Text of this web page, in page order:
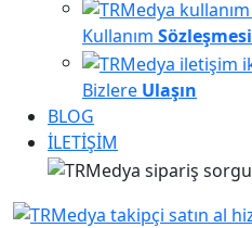
Kullanım Sözleşmesi
Bizlere Ulaşın
BLOG
İLETİŞİM